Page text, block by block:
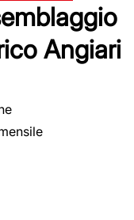
Angiari